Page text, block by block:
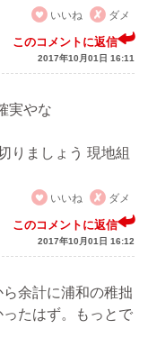
いいね
ダメ
このコメントに返信
2017年10月01日 16:11
実やな
りましょう 現地組
いいね
ダメ
このコメントに返信
2017年10月01日 16:12
余計に浦和の稚拙
たはず。もっとで